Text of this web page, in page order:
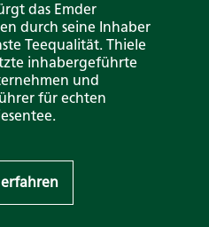
das Emder
durch seine Inhaber
Teequalität. Thiele
inhabergeführte
und
für echten